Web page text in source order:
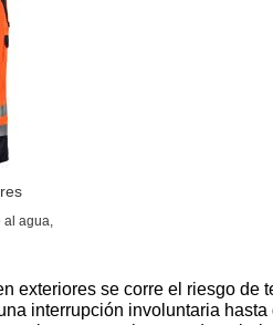
al agua,
exteriores se corre el riesgo de
interrupción involuntaria